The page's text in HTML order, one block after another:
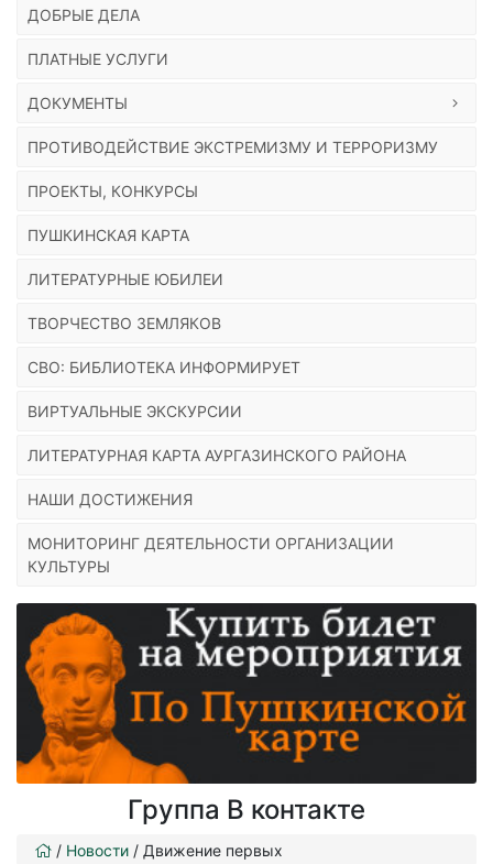
ДОБРЫЕ ДЕЛА
ПЛАТНЫЕ УСЛУГИ
ДОКУМЕНТЫ
ПРОТИВОДЕЙСТВИЕ ЭКСТРЕМИЗМУ И ТЕРРОРИЗМУ
ПРОЕКТЫ, КОНКУРСЫ
ПУШКИНСКАЯ КАРТА
ЛИТЕРАТУРНЫЕ ЮБИЛЕИ
ТВОРЧЕСТВО ЗЕМЛЯКОВ
СВО: БИБЛИОТЕКА ИНФОРМИРУЕТ
ВИРТУАЛЬНЫЕ ЭКСКУРСИИ
ЛИТЕРАТУРНАЯ КАРТА АУРГАЗИНСКОГО РАЙОНА
НАШИ ДОСТИЖЕНИЯ
МОНИТОРИНГ ДЕЯТЕЛЬНОСТИ ОРГАНИЗАЦИИ
КУЛЬТУРЫ
Группа В контакте
/ Новости / Движение первых